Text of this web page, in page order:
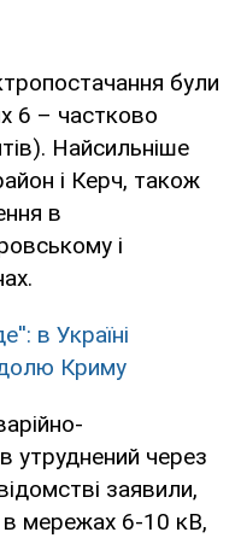
були
6 – частково
Найсильніше
і Керч, також
в
і
в Україні
Криму
утруднений через
заявили,
в мережах 6-10 кВ,